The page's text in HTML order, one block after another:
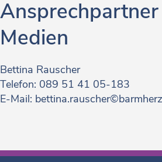
Medien
Bettina Rauscher
Telefon: 089 51 41 05-183
E-Mail: